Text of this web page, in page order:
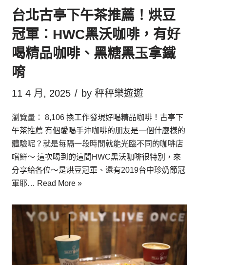
台北古亭下午茶推薦！烘豆
冠軍：HWC黑沃咖啡，有好
喝精品咖啡、黑糖黑玉拿鐵
唷
11 4 月, 2025 by 秤秤樂遊遊
瀏覽量： 8,106 換工作發現好喝精品咖啡！古亭下
午茶推薦 有個愛喝手沖咖啡的朋友是一個什麼樣的
體驗呢？就是每隔一段時間就能光臨不同的咖啡店
嚐鮮～ 這次喝到的這間HWC黑沃咖啡很特別，來
分享給各位～是烘豆冠軍、還有2019台中珍奶節冠
軍耶… Read More »